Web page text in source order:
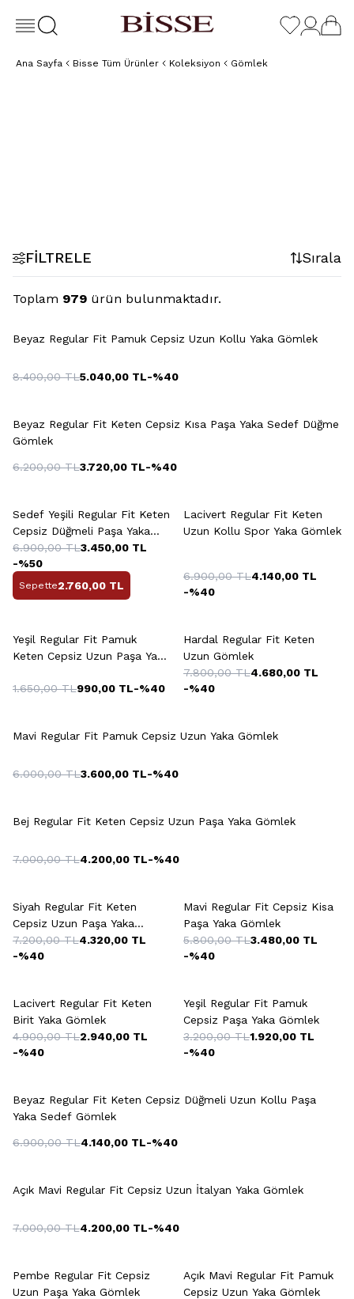
Ana Sayfa Bisse Tüm Ürünler Koleksiyon Gömlek
FILTRELE Sırala
Toplam 979 ürün bulunmaktadır.
Beyaz Regular Fit Pamuk Cepsiz Uzun Kollu Yaka Gömlek
8.400,00TL5.040,00 TL-%40
Beyaz Regular Fit Keten Cepsiz Kısa Paşa Yaka Sedef Düğme
Gömlek
6.200,00TL3.720,00 TL-%40
Sedef Yeşili Regular Fit Keten
Cepsiz Düğmeli Paşa Yaka
Gömlek
6.900,00TL3.450,00 TL
-%50
Sepette2.760,00 TL
Lacivert Regular Fit Keten
Uzun Kollu Spor Yaka Gömlek
6.900,00TL4.140,00 TL
-%40
Yeşil Regular Fit Pamuk
Keten Cepsiz Uzun Paşa Yaka
1.650,00TL990,00 TL-%40
Hardal Regular Fit Keten
Uzun Gömlek
7.800,00TL4.680,00 TL
-%40
Mavi Regular Fit Pamuk Cepsiz Uzun Yaka Gömlek
6.000,00TL3.600,00 TL-%40
Bej Regular Fit Keten Cepsiz Uzun Paşa Yaka Gömlek
7.000,00TL4.200,00 TL-%40
Siyah Regular Fit Keten
Cepsiz Uzun Paşa Yaka
Gömlek
7.200,00TL4.320,00 TL
-%40
Mavi Regular Fit Cepsiz Kisa
Paşa Yaka Gömlek
5.800,00TL3.480,00 TL
-%40
Lacivert Regular Fit Keten
Birit Yaka Gömlek
4.900,00TL2.940,00 TL
-%40
Yeşil Regular Fit Pamuk
Cepsiz Paşa Yaka Gömlek
3.200,00TL1.920,00 TL
-%40
Beyaz Regular Fit Keten Cepsiz Düğmeli Uzun Kollu Paşa
Yaka Sedef Gömlek
6.900,00TL4.140,00 TL-%40
Açık Mavi Regular Fit Cepsiz Uzun İtalyan Yaka Gömlek
7.000,00TL4.200,00 TL-%40
Pembe Regular Fit Cepsiz
Uzun Paşa Yaka Gömlek
Açık Mavi Regular Fit Pamuk
Cepsiz Uzun Yaka Gömlek